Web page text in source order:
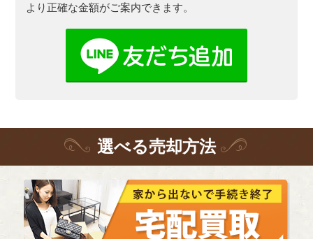
より正確な金額がご案内できます。
選べる売却方法